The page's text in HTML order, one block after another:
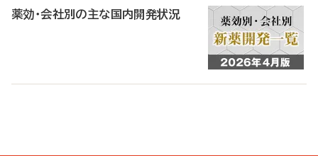
薬効・会社別の主な国内開発状況